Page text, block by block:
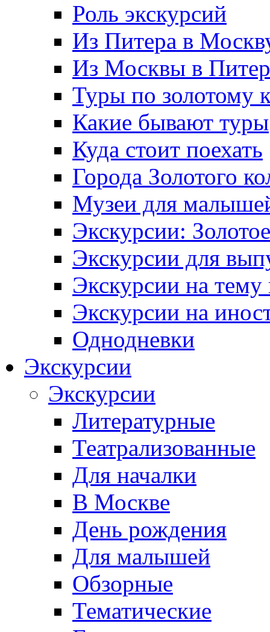
Роль экскурсий
Из Питера в
Из Москвы в Питер
Туры по золотому
Какие бывают туры
Куда стоит поехать
Города Золотого
Музеи для
Экскурсии:
Экскурсии для
Экскурсии на тему
Экскурсии на
Однодневки
Экскурсии
Экскурсии
Литературные
Театрализованные
Для началки
В Москве
День рождения
Для малышей
Обзорные
Тематические